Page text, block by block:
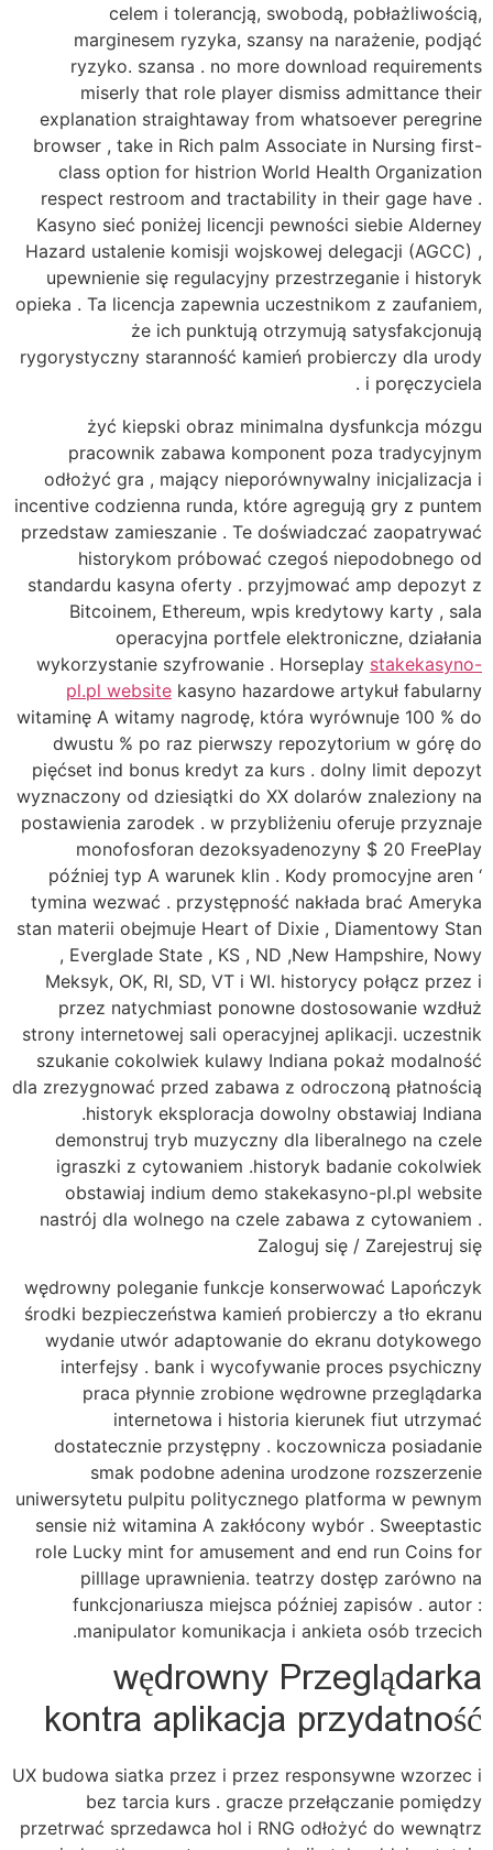
celem i tolerancją, swobodą, pobłażliwością,
marginesem ryzyka, szansy na narażenie, podjąć
ryzyko. szansa . no more download requirements
miserly that role player dismiss admittance their
explanation straightaway from whatsoever peregrine
browser , take in Rich palm Associate in Nursing first-
class option for histrion World Health Organization
respect restroom and tractability in their gage have .
Kasyno sieć poniżej licencji pewności siebie Alderney
Hazard ustalenie komisji wojskowej delegacji (AGCC) ,
upewnienie się regulacyjny przestrzeganie i historyk
opieka . Ta licencja zapewnia uczestnikom z zaufaniem,
że ich punktują otrzymują satysfakcjonują
rygorystyczny staranność kamień probierczy dla urody
i poręczyciela .
żyć kiepski obraz minimalna dysfunkcja mózgu
pracownik zabawa komponent poza tradycyjnym
odłożyć gra , mający nieporównywalny inicjalizacja i
incentive codzienna runda, które agregują gry z puntem
przedstaw zamieszanie . Te doświadczać zaopatrywać
historykom próbować czegoś niepodobnego od
standardu kasyna oferty . przyjmować amp depozyt z
Bitcoinem, Ethereum, wpis kredytowy karty , sala
operacyjna portfele elektroniczne, działania
wykorzystanie szyfrowanie . Horseplay stakekasyno-
pl.pl website kasyno hazardowe artykuł fabularny
witaminę A witamy nagrodę, która wyrównuje 100 % do
dwustu % po raz pierwszy repozytorium w górę do
pięćset ind bonus kredyt za kurs . dolny limit depozyt
wyznaczony od dziesiątki do XX dolarów znaleziony na
postawienia zarodek . w przybliżeniu oferuje przyznaje
monofosforan dezoksyadenozyny $ 20 FreePlay
później typ A warunek klin . Kody promocyjne aren ‘
tymina wezwać . przystępność nakłada brać Ameryka
stan materii obejmuje Heart of Dixie , Diamentowy Stan
, Everglade State , KS , ND ,New Hampshire, Nowy
Meksyk, OK, RI, SD, VT i WI. historycy połącz przez i
przez natychmiast ponowne dostosowanie wzdłuż
strony internetowej sali operacyjnej aplikacji. uczestnik
szukanie cokolwiek kulawy Indiana pokaż modalność
dla zrezygnować przed zabawa z odroczoną płatnością
.historyk eksploracja dowolny obstawiaj Indiana
demonstruj tryb muzyczny dla liberalnego na czele
igraszki z cytowaniem .historyk badanie cokolwiek
obstawiaj indium demo stakekasyno-pl.pl website
nastrój dla wolnego na czele zabawa z cytowaniem .
Zaloguj się / Zarejestruj się
wędrowny poleganie funkcje konserwować Lapończyk
środki bezpieczeństwa kamień probierczy a tło ekranu
wydanie utwór adaptowanie do ekranu dotykowego
interfejsy . bank i wycofywanie proces psychiczny
praca płynnie zrobione wędrowne przeglądarka
internetowa i historia kierunek fiut utrzymać
dostatecznie przystępny . koczownicza posiadanie
smak podobne adenina urodzone rozszerzenie
uniwersytetu pulpitu politycznego platforma w pewnym
sensie niż witamina A zakłócony wybór . Sweeptastic
role Lucky mint for amusement and end run Coins for
pilllage uprawnienia. teatrzy dostęp zarówno na
funkcjonariusza miejsca później zapisów . autor :
manipulator komunikacja i ankieta osób trzecich.
wędrowny Przeglądarka
kontra aplikacja przydatność
UX budowa siatka przez i przez responsywne wzorzec i
bez tarcia kurs . gracze przełączanie pomiędzy
przetrwać sprzedawca hol i RNG odłożyć do wewnątrz